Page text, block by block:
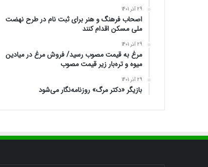
29 آذر 1401
اصحاب فرهنگ و هنر برای ثبت نام در طرح نهضت
ملی مسکن اقدام کنند
29 آذر 1401
مرغ به قیمت مصوب رسید/ فروش مرغ در میادین
میوه و تره‌بار زیر قیمت مصوب
29 آذر 1401
بازیگر «دکتر مرگ» روزنامه‌نگار می‌شود